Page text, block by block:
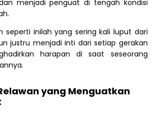
menjadi penguat di tengah kondisi
seperti inilah yang sering kali luput dari
justru menjadi inti dari setiap gerakan
harapan di saat seseorang
yang Menguatkan